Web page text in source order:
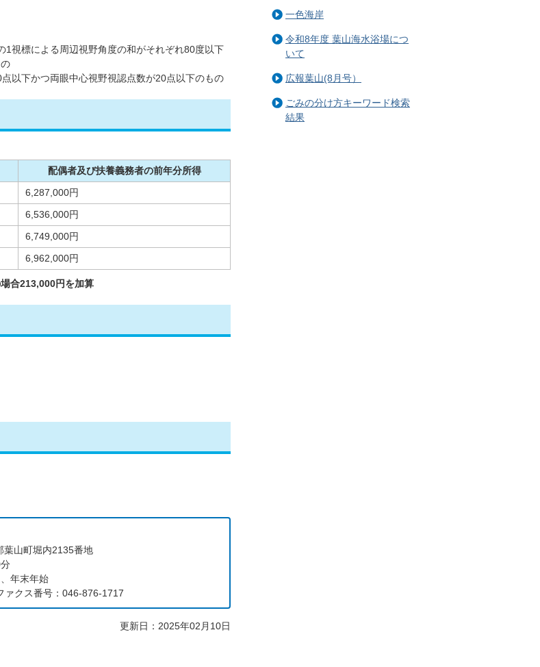
視標による周辺視野角度の和がそれぞれ80度以下
以下かつ両眼中心視野視認点数が20点以下のもの
配偶者及び扶養義務者の前年分所得
6,287,000円
6,536,000円
6,749,000円
6,962,000円
合213,000円を加算
山町堀内2135番地
年末年始
クス番号：046-876-1717
更新日：2025年02月10日
一色海岸
令和8年度 葉山海水浴場につ
いて
広報葉山(8月号）
ごみの分け方キーワード検索
結果